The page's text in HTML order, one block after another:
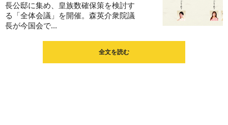
長公邸に集め、皇族数確保策を検討す
る「全体会議」を開催。森英介衆院議
長が今国会で...
全文を読む